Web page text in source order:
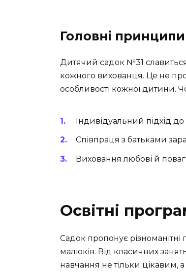
Головні
Дитячий садок №31
кожного вихованця. Це не
особливості кожної дитини.
Індивідуальний підхід
Співпраця з батьками
Виховання любові й
Освітні
Садок пропонує
малюків. Від класичних
навчання не тільки цікавим,